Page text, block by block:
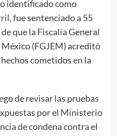
identificado como
, fue sentenciado a 55
que la Fiscalía General
(FGJEM) acreditó
cometidos en la
de revisar las pruebas
por el Ministerio
de condena contra el